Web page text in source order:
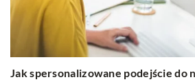
Jak spersonalizowane podejście do